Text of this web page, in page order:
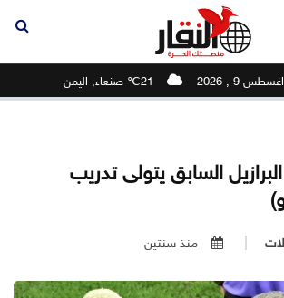
9 , 2026 21℃ صنعاء, اليمن
السابق يتولى تدريب
منذ سنتين